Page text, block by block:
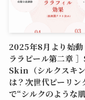
2025年8月より始動
ララピール第二章
Skin（シルクスキ
は？次世代ピーリン
で“シルクのような